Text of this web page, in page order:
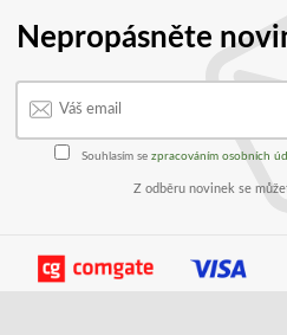
Nepropásněte
Souhlasím se zpracováním osobních
Z odběru novinek se